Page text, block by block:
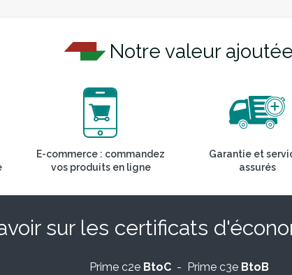
Notre valeur ajoutée
E-commerce : commandez
vos produits en ligne
Garantie et
assurés
sur les certificats
Prime c2e BtoC- Prime c3e BtoB